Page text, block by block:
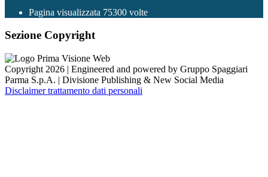
Pagina visualizzata 75300 volte
Sezione Copyright
Copyright 2026 | Engineered and powered by Gruppo Spaggiari
Parma S.p.A. | Divisione Publishing & New Social Media
Disclaimer trattamento dati personali